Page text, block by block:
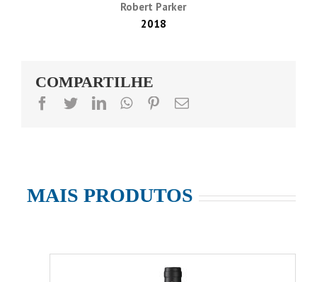
Robert Parker
2018
COMPARTILHE
facebook
twitterlinkedinwhatsapppinterestEmail
MAIS PRODUTOS